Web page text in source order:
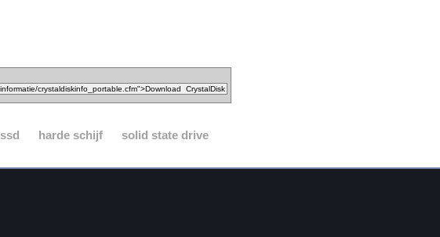
ssd harde schijf solid state drive